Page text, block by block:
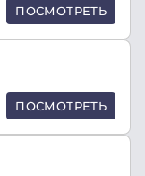
ПОСМОТРЕТЬ
ПОСМОТРЕТЬ